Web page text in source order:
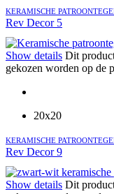
KERAMISCHE
Rev Decor 5
Show details Dit
gekozen worden op de
20x20
KERAMISCHE
Rev Decor 9
Show details Dit